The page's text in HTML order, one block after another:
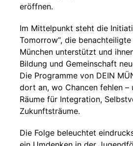
eröffnen.
Im Mittelpunkt steht die
Tomorrow“, die
München unterstützt und
Bildung und Gemeinschaft
Die Programme von DEIN
dort an, wo Chancen fehlen –
Räume für Integration,
Zukunftsträume.
Die Folge beleuchtet